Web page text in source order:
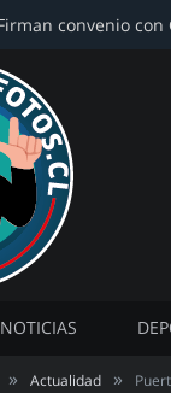
NOTICIAS
» Actualidad »